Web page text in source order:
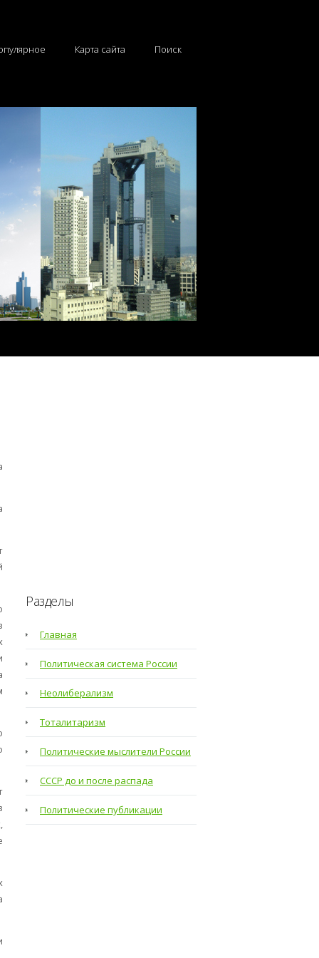
Карта сайта Поиск
Разделы
Главная
Политическая система России
Неолиберализм
Тоталитаризм
Политические мыслители России
СССР до и после распада
Политические публикации